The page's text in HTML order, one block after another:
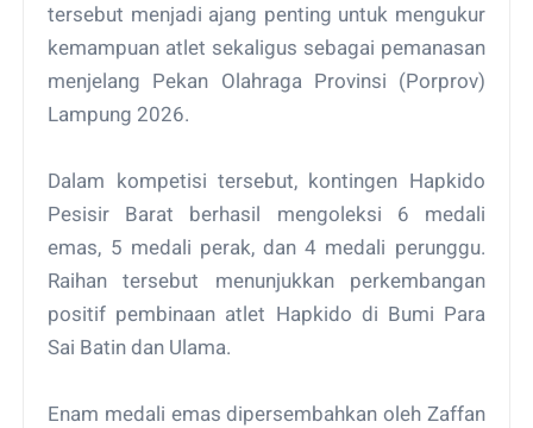
tersebut menjadi ajang penting untuk mengukur
kemampuan atlet sekaligus sebagai pemanasan
menjelang Pekan Olahraga Provinsi (Porprov)
Lampung 2026.
Dalam kompetisi tersebut, kontingen Hapkido
Pesisir Barat berhasil mengoleksi 6 medali
emas, 5 medali perak, dan 4 medali perunggu.
Raihan tersebut menunjukkan perkembangan
positif pembinaan atlet Hapkido di Bumi Para
Sai Batin dan Ulama.
Enam medali emas dipersembahkan oleh Zaffan